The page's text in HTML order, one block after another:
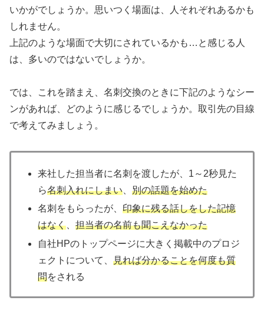
いかがでしょうか。思いつく場面は、人それぞれあるかも
しれません。
上記のような場面で大切にされているかも…と感じる人
は、多いのではないでしょうか。
では、これを踏まえ、名刺交換のときに下記のようなシー
ンがあれば、どのように感じるでしょうか。取引先の目線
で考えてみましょう。
来社した担当者に名刺を渡したが、1～2秒見た
ら名刺入れにしまい 、別の話題を始めた
名刺をもらったが、印象に残る話しをした記憶
はなく 、担当者の名前も聞こえなかった
自社HPのトップページに大きく掲載中のプロジ
ェクトについて、見れば分かることを何度も質
問をされる